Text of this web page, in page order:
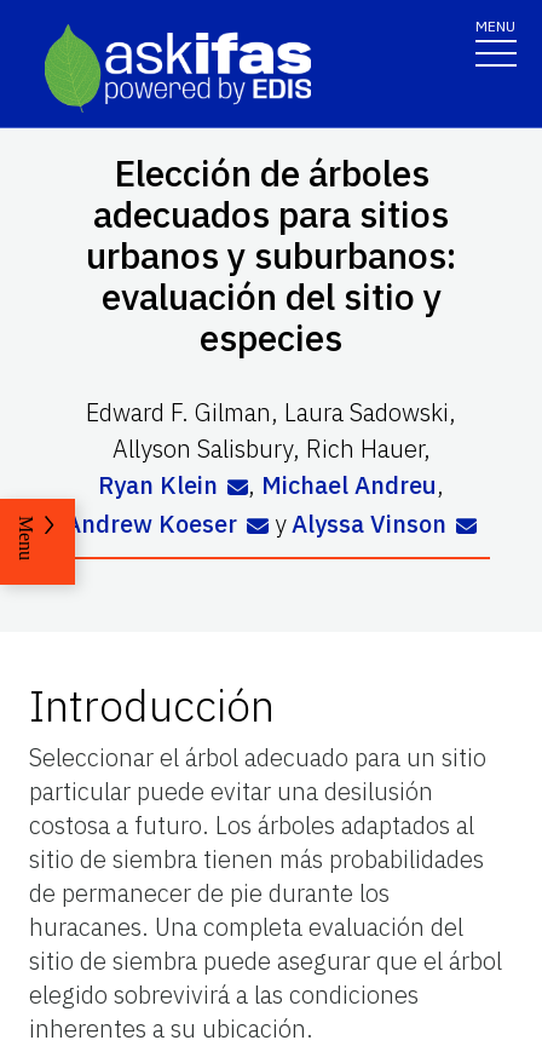
MENU
Elección de árboles
adecuados para sitios
urbanos y suburbanos:
evaluación del sitio y
especies
Edward F. Gilman, Laura Sadowski,
Allyson Salisbury, Rich Hauer,
Ryan Klein
, Michael Andreu,
Andrew Koeser
yAlyssa Vinson
Menu
Introducción
Seleccionar el árbol adecuado para un sitio
particular puede evitar una desilusión
costosa a futuro. Los árboles adaptados al
sitio de siembra tienen más probabilidades
de permanecer de pie durante los
huracanes. Una completa evaluación del
sitio de siembra puede asegurar que el árbol
elegido sobrevivirá a las condiciones
inherentes a su ubicación.